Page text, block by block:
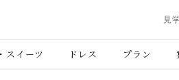
見
スイーツ ドレス プラン